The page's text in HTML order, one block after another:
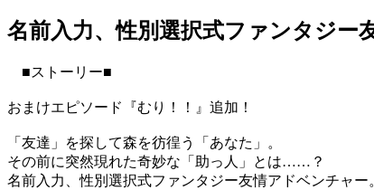
名前入力、性別選択式ファンタジー
■ストーリー■
おまけエピソード『むり！！』追加！
「友達」を探して森を彷徨う「あなた」。
その前に突然現れた奇妙な「助っ人」とは……？
名前入力、性別選択式ファンタジー友情アドベンチャー